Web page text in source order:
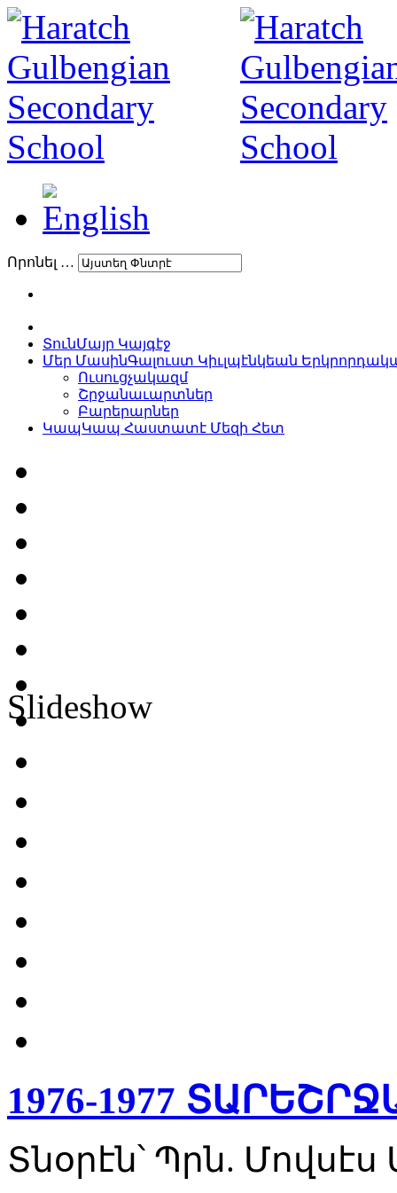
Որոնել …
ՏունՄայր Կայգէջ
Մեր ՄասինԳալուստ Կիւլպէնկեան
Ուսուցչակազմ
Շրջանաւարտներ
Բարերարներ
ԿապԿապ Հաստատէ Մեզի Հետ
Slideshow
1976-1977
Տնօրէն՝ Պրն.